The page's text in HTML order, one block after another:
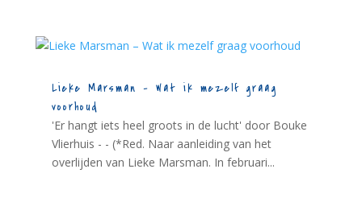
Lieke Marsman – Wat ik mezelf graag
voorhoud
'Er hangt iets heel groots in de lucht' door Bouke
Vlierhuis - - (*Red. Naar aanleiding van het
overlijden van Lieke Marsman. In februari...